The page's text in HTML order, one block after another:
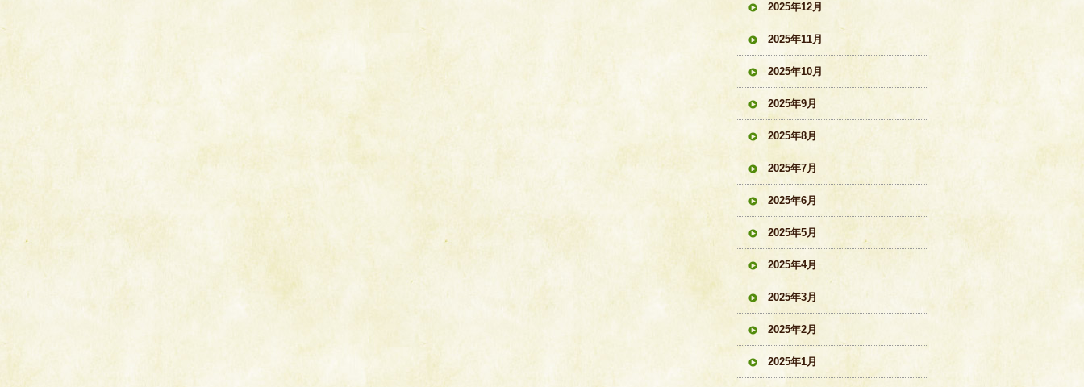
2025年12月
2025年11月
2025年10月
2025年9月
2025年8月
2025年7月
2025年6月
2025年5月
2025年4月
2025年3月
2025年2月
2025年1月